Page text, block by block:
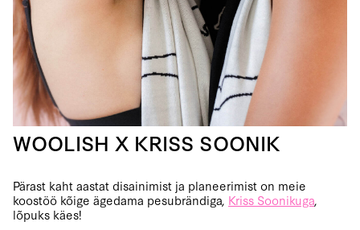
WOOLISH X KRISS SOONIK
Pärast kaht aastat disainimist ja planeerimist on meie
koostöö kõige ägedama pesubrändiga, Kriss Soonikuga,
lõpuks käes!